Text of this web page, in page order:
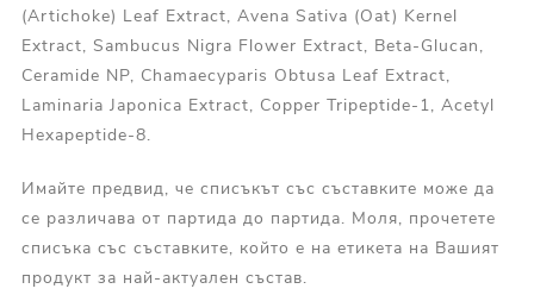
(Artichoke) Leaf Extract, Avena Sativa (Oat) Kernel
Extract, Sambucus Nigra Flower Extract, Beta-Glucan,
Ceramide NP, Chamaecyparis Obtusa Leaf Extract,
Laminaria Japonica Extract, Copper Tripeptide-1, Acetyl
Hexapeptide-8.
Имайте предвид, че списъкът със съставките може да
се различава от партида до партида. Моля, прочетете
списъка със съставките, който е на етикета на Вашият
продукт за най-актуален състав.